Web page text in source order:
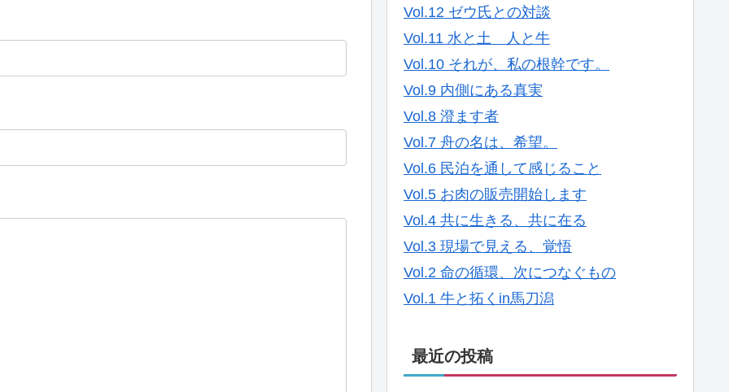
Vol.12 ゼウ氏との対談
Vol.11 水と土 人と牛
Vol.10 それが、私の根幹です。
Vol.9 内側にある真実
Vol.8 澄ます者
Vol.7 舟の名は、希望。
Vol.6 民泊を通して感じること
Vol.5 お肉の販売開始します
Vol.4 共に生きる、共に在る
Vol.3 現場で見える、覚悟
Vol.2 命の循環、次につなぐもの
Vol.1 牛と拓くin馬刀潟
最近の投稿